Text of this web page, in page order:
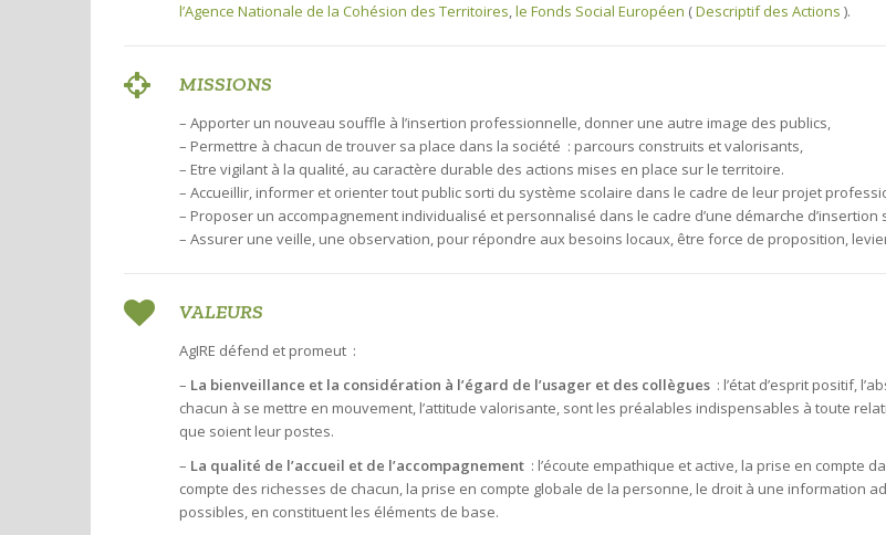
l’Agence Nationale de la Cohésion des Territoires,le Fonds Social Européen (Descriptif des Actions ).
MISSIONS
– Apporter un nouveau souffle à l’insertion professionnelle, donner une autre image des publics,
– Permettre à chacun de trouver sa place dans la société : parcours construits et valorisants,
– Etre vigilant à la qualité, au caractère durable des actions mises en place sur le territoire.
– Accueillir, informer et orienter tout public sorti du système scolaire dans le cadre de leur projet
– Proposer un accompagnement individualisé et personnalisé dans le cadre d’une démarche
– Assurer une veille, une observation, pour répondre aux besoins locaux, être force de proposition,
VALEURS
AgIRE défend et promeut :
– La bienveillance et la considération à l’égard de l’usager et des collègues : l’état d’esprit positif,
chacun à se mettre en mouvement, l’attitude valorisante, sont les préalables indispensables à toute
que soient leur postes.
– La qualité de l’accueil et de l’accompagnement : l’écoute empathique et active, la prise en compte
compte des richesses de chacun, la prise en compte globale de la personne, le droit à une information
possibles, en constituent les éléments de base.